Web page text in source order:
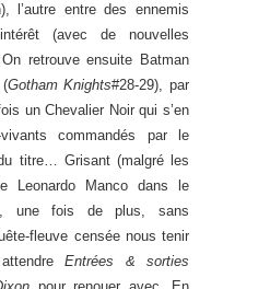
l’autre entre des ennemis
(avec de nouvelles
retrouve ensuite Batman
(Gotham Knights#28-29), par
un Chevalier Noir qui s’en
commandés par le
titre… Grisant (malgré les
Leonardo Manco dans le
une fois de plus, sans
fleuve censée nous tenir
Entrées & sorties